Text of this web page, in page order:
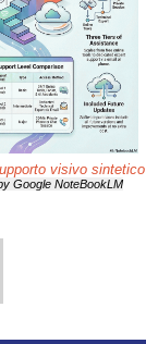
visivo sintetico
Google NoteBookLM